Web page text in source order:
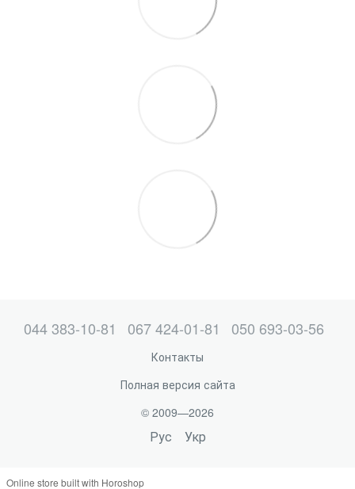
044 383-10-81 067 424-01-81 050 693-03-56
Контакты
Полная версия сайта
© 2009—2026
Рус Укр
Online store built with Horoshop